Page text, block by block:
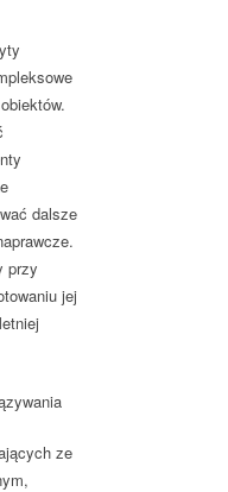
dalsze
przy
jej
ze